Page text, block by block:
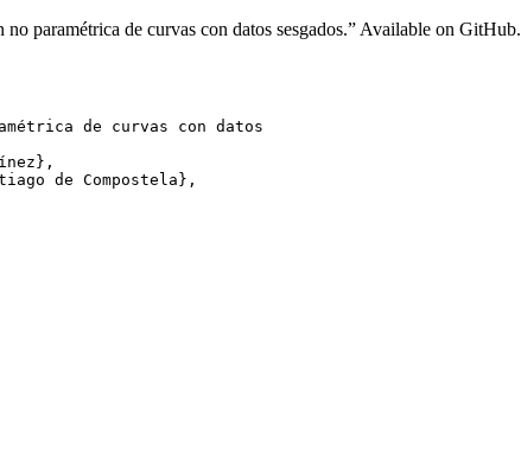
paramétrica de curvas con datos sesgados.” Available on GitHub.
de curvas con datos
de Compostela},